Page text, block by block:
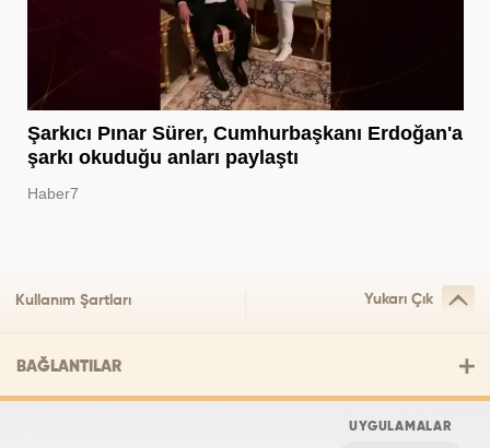
Şarkıcı Pınar Sürer, Cumhurbaşkanı Erdoğan'a
şarkı okuduğu anları paylaştı
Haber7
Kullanım Şartları Yukarı Çık
BAĞLANTILAR
UYGULAMALAR